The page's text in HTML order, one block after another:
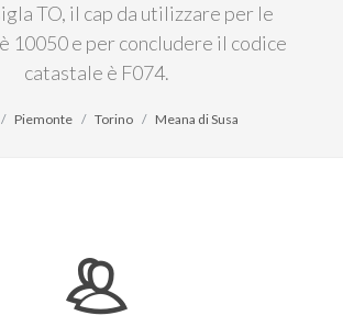
TO, il cap da utilizzare per le
10050 e per concludere il codice
catastale è F074.
Piemonte Torino Meana di Susa